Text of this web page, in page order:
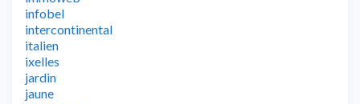
infobel
intercontinental
italien
ixelles
jardin
jaune